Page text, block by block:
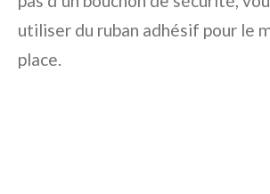
utiliser du ruban adhésif pour le
place.